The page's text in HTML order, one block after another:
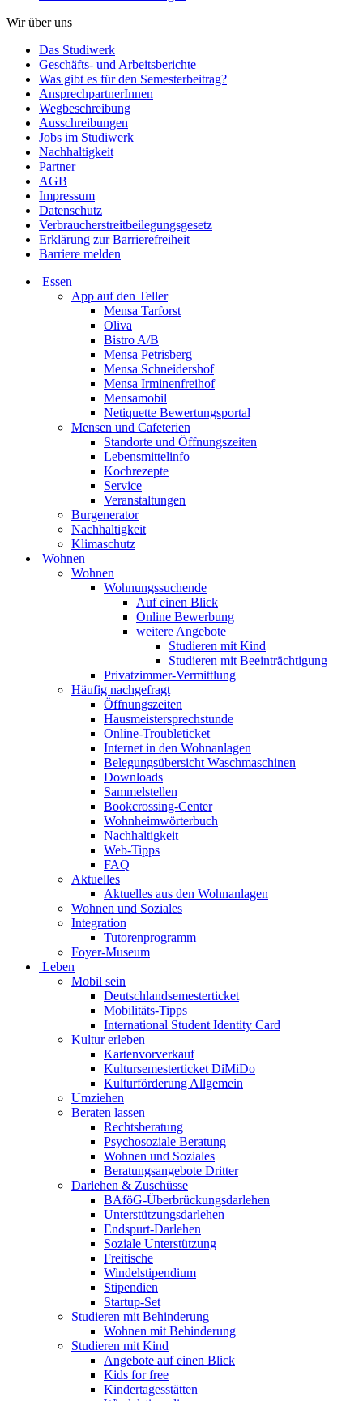
Wir über uns
Das Studiwerk
Geschäfts- und Arbeitsberichte
Was gibt es für den Semesterbeitrag?
AnsprechpartnerInnen
Wegbeschreibung
Ausschreibungen
Jobs im Studiwerk
Nachhaltigkeit
Partner
AGB
Impressum
Datenschutz
Verbraucherstreitbeilegungsgesetz
Erklärung zur Barrierefreiheit
Barriere melden
Essen
App auf den Teller
Mensa Tarforst
Oliva
Bistro A/B
Mensa Petrisberg
Mensa Schneidershof
Mensa Irminenfreihof
Mensamobil
Netiquette Bewertungsportal
Mensen und Cafeterien
Standorte und Öffnungszeiten
Lebensmittelinfo
Kochrezepte
Service
Veranstaltungen
Burgenerator
Nachhaltigkeit
Klimaschutz
Wohnen
Wohnen
Wohnungssuchende
Auf einen Blick
Online Bewerbung
weitere Angebote
Studieren mit Kind
Studieren mit Beeinträchtigung
Privatzimmer-Vermittlung
Häufig nachgefragt
Öffnungszeiten
Hausmeistersprechstunde
Online-Troubleticket
Internet in den Wohnanlagen
Belegungsübersicht Waschmaschinen
Downloads
Sammelstellen
Bookcrossing-Center
Wohnheimwörterbuch
Nachhaltigkeit
Web-Tipps
FAQ
Aktuelles
Aktuelles aus den Wohnanlagen
Wohnen und Soziales
Integration
Tutorenprogramm
Foyer-Museum
Leben
Mobil sein
Deutschlandsemesterticket
Mobilitäts-Tipps
International Student Identity Card
Kultur erleben
Kartenvorverkauf
Kultursemesterticket DiMiDo
Kulturförderung Allgemein
Umziehen
Beraten lassen
Rechtsberatung
Psychosoziale Beratung
Wohnen und Soziales
Beratungsangebote Dritter
Darlehen & Zuschüsse
BAföG-Überbrückungsdarlehen
Unterstützungsdarlehen
Endspurt-Darlehen
Soziale Unterstützung
Freitische
Windelstipendium
Stipendien
Startup-Set
Studieren mit Behinderung
Wohnen mit Behinderung
Studieren mit Kind
Angebote auf einen Blick
Kids for free
Kindertagesstätten